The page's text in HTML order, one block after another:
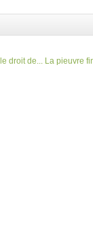
droit de... La pieuvre